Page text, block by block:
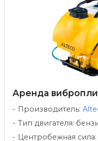
Аренда
Производитель:
Тип двигателя:
Центробежная сила: